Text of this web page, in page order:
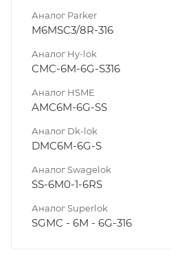
Аналог Parker
M6MSC3/8R-316
Аналог Hy-lok
CMC-6M-6G-S316
Аналог HSME
AMC6M-6G-SS
Аналог Dk-lok
DMC6M-6G-S
Аналог Swagelok
SS-6M0-1-6RS
Аналог Superlok
SGMC - 6M - 6G-316